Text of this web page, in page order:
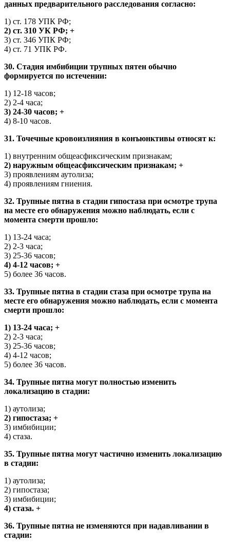
данных предварительного расследования согласно:
1) ст. 178 УПК РФ;
2) ст. 310 УК РФ; +
3) ст. 346 УПК РФ;
4) ст. 71 УПК РФ.
30. Стадия имбибиции трупных пятен обычно
формируется по истечении:
1) 12-18 часов;
2) 2-4 часа;
3) 24-30 часов; +
4) 8-10 часов.
31. Точечные кровоизлияния в конъюнктивы относят к:
1) внутренним общеасфиксическим признакам;
2) наружным общеасфиксическим признакам; +
3) проявлениям аутолиза;
4) проявлениям гниения.
32. Трупные пятна в стадии гипостаза при осмотре трупа
на месте его обнаружения можно наблюдать, если с
момента смерти прошло:
1) 13-24 часа;
2) 2-3 часа;
3) 25-36 часов;
4) 4-12 часов; +
5) более 36 часов.
33. Трупные пятна в стадии стаза при осмотре трупа на
месте его обнаружения можно наблюдать, если с момента
смерти прошло:
1) 13-24 часа; +
2) 2-3 часа;
3) 25-36 часов;
4) 4-12 часов;
5) более 36 часов.
34. Трупные пятна могут полностью изменить
локализацию в стадии:
1) аутолиза;
2) гипостаза; +
3) имбибиции;
4) стаза.
35. Трупные пятна могут частично изменить локализацию
в стадии:
1) аутолиза;
2) гипостаза;
3) имбибиции;
4) стаза. +
36. Трупные пятна не изменяются при надавливании в
стадии: